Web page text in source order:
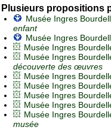
Plusieurs propositions
Musée Ingres
enfant
Musée Ingres
Musée Ingres
Musée Ingres
découverte des œuvres
Musée Ingres
Musée Ingres
Musée Ingres
Musée Ingres
Musée Ingres
musée